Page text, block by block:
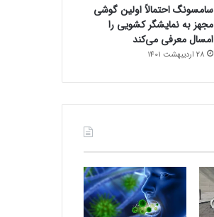
سامسونگ احتمالاً اولین گوشی
مجهز به نمایشگر کشویی را
امسال معرفی می‌کند
28 اردیبهشت 1401